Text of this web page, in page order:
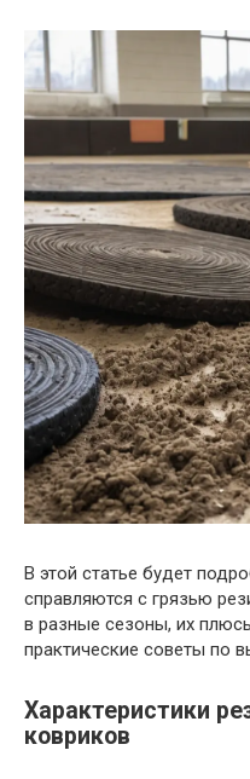
В этой статье будет
справляются с грязью
в разные сезоны, их
практические советы по
Характеристики
ковриков